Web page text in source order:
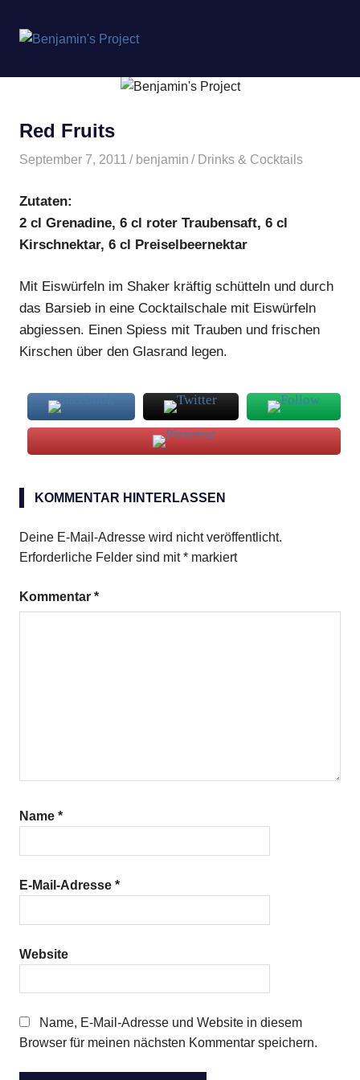
springen
Project
Red Fruits
September 7, 2011 benjamin Drinks & Cocktails
Zutaten:
2 cl Grenadine, 6 cl roter Traubensaft, 6 cl
Kirschnektar, 6 cl Preiselbeernektar
Mit Eiswürfeln im Shaker kräftig schütteln und durch
das Barsieb in eine Cocktailschale mit Eiswürfeln
abgiessen. Einen Spiess mit Trauben und frischen
Kirschen über den Glasrand legen.
Fruits
KOMMENTAR HINTERLASSEN
Deine E-Mail-Adresse wird nicht veröffentlicht.
Erforderliche Felder sind mit* markiert
Kommentar *
Name *
E-Mail-Adresse *
Website
Name, E-Mail-Adresse und Website in diesem
Browser für meinen nächsten Kommentar speichern.